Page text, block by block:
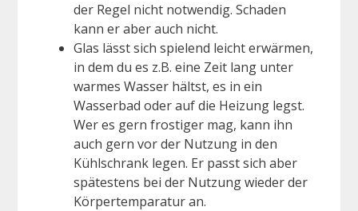
der Regel nicht notwendig. Schaden
kann er aber auch nicht.
Glas lässt sich spielend leicht erwärmen,
in dem du es z.B. eine Zeit lang unter
warmes Wasser hältst, es in ein
Wasserbad oder auf die Heizung legst.
Wer es gern frostiger mag, kann ihn
auch gern vor der Nutzung in den
Kühlschrank legen. Er passt sich aber
spätestens bei der Nutzung wieder der
Körpertemparatur an.